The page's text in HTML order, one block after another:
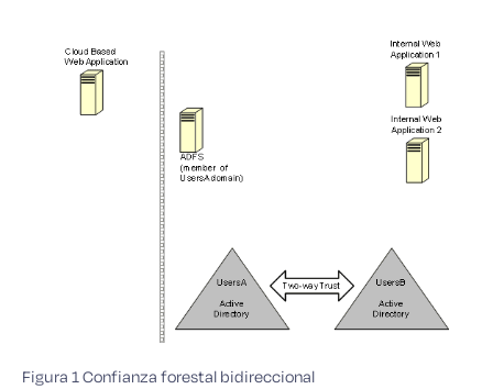
Figura 1 Confianza forestal bidireccional